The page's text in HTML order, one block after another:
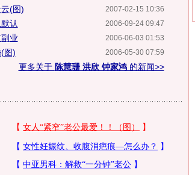
2007-02-15 10:36
(图)
2006-09-24 09:47
认
2006-06-03 01:53
业
2006-05-30 07:59
图)
更多关于 陈慧珊 洪欣 钟家鸿的新闻>>